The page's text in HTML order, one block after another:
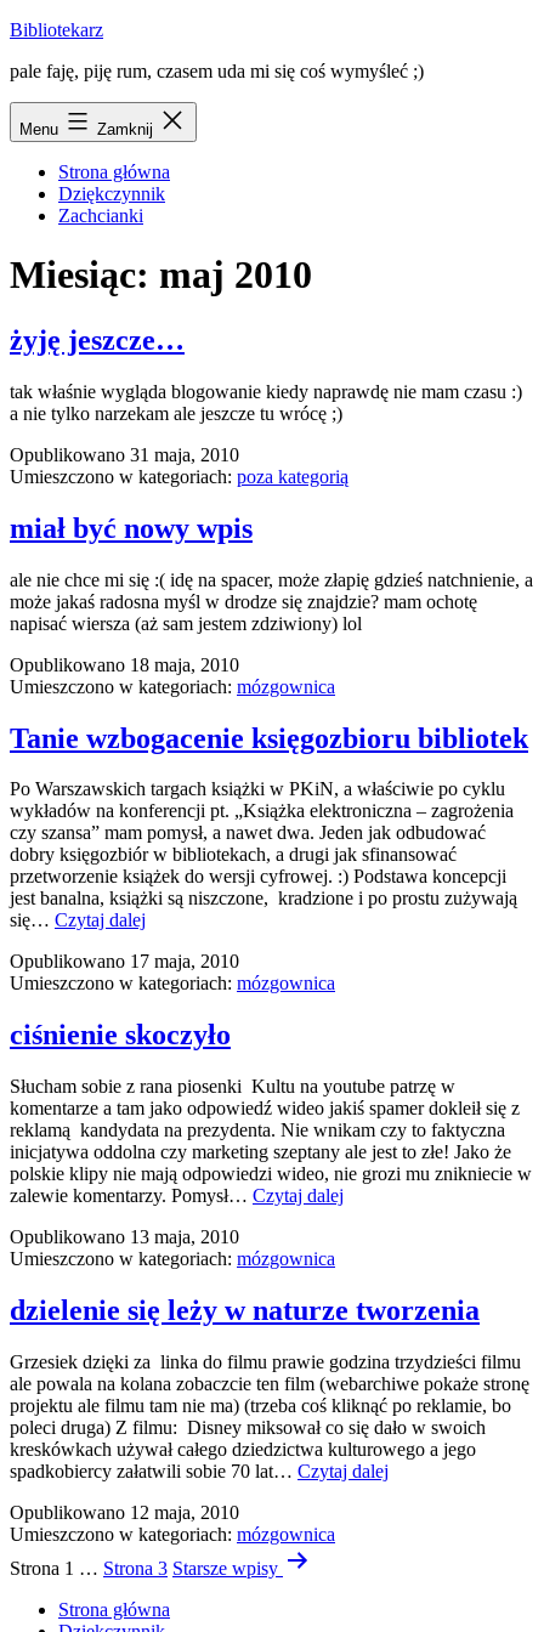
Przejdź
treści
Bibliotekarz
pale faję, piję rum, czasem uda mi się coś wymyśleć ;)
Menu Zamknij
Strona główna
Dziękczynnik
Zachcianki
Miesiąc: maj 2010
żyję jeszcze…
tak właśnie wygląda blogowanie kiedy naprawdę nie mam czasu :)
a nie tylko narzekam ale jeszcze tu wrócę ;)
Opublikowano 31 maja, 2010
Umieszczono w kategoriach: poza kategorią
miał być nowy wpis
ale nie chce mi się :( idę na spacer, może złapię gdzieś natchnienie, a
może jakaś radosna myśl w drodze się znajdzie? mam ochotę
napisać wiersza (aż sam jestem zdziwiony) lol
Opublikowano 18 maja, 2010
Umieszczono w kategoriach: mózgownica
Tanie wzbogacenie księgozbioru bibliotek
Po Warszawskich targach książki w PKiN, a właściwie po cyklu
wykładów na konferencji pt. „Książka elektroniczna – zagrożenia
czy szansa” mam pomysł, a nawet dwa. Jeden jak odbudować
dobry księgozbiór w bibliotekach, a drugi jak sfinansować
przetworzenie książek do wersji cyfrowej. :) Podstawa koncepcji
jest banalna, książki są niszczone, kradzione i po prostu zużywają
się… Czytaj dalej
księgozbioru
bibliotek
Opublikowano 17 maja, 2010
Umieszczono w kategoriach: mózgownica
ciśnienie skoczyło
Słucham sobie z rana piosenki Kultu na youtube patrzę w
komentarze a tam jako odpowiedź wideo jakiś spamer dokleił się z
reklamą kandydata na prezydenta. Nie wnikam czy to faktyczna
inicjatywa oddolna czy marketing szeptany ale jest to złe! Jako że
polskie klipy nie mają odpowiedzi wideo, nie grozi mu znikniecie w
zalewie komentarzy. Pomysł… Czytaj dalej
Opublikowano 13 maja, 2010
Umieszczono w kategoriach: mózgownica
dzielenie się leży w naturze tworzenia
Grzesiek dzięki za linka do filmu prawie godzina trzydzieści filmu
ale powala na kolana zobaczcie ten film (webarchiwe pokaże stronę
projektu ale filmu tam nie ma) (trzeba coś kliknąć po reklamie, bo
poleci druga) Z filmu: Disney miksował co się dało w swoich
kreskówkach używał całego dziedzictwa kulturowego a jego
spadkobiercy załatwili sobie 70 lat… Czytaj dalej
Opublikowano 12 maja, 2010
Umieszczono w kategoriach: mózgownica
Stronicowanie
Strona 1 … Strona 3 Starsze wpisy
Strona główna